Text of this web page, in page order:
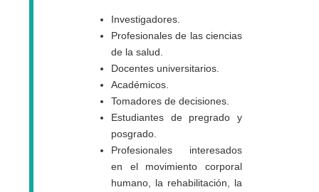
Investigadores.
Profesionales de las ciencias
de la salud.
Docentes universitarios.
Académicos.
Tomadores de decisiones.
Estudiantes de pregrado y
posgrado.
Profesionales interesados
en el movimiento corporal
humano, la rehabilitación, la